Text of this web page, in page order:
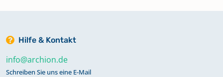
Hilfe & Kontakt
info@archion.de
Schreiben Sie uns eine E-Mail